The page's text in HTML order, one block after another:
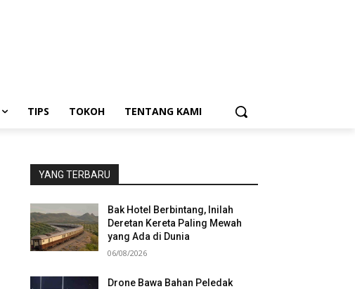
TIPS TOKOH TENTANG KAMI
YANG TERBARU
Bak Hotel Berbintang, Inilah
Deretan Kereta Paling Mewah
yang Ada di Dunia
06/08/2026
Drone Bawa Bahan Peledak